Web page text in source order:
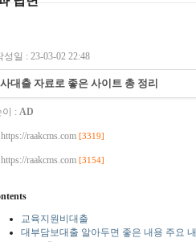
성일 : 23-03-02 22:48
대출 자료로 좋은 사이트 총 정리
: AD
https://raakcms.com [3319]
https://raakcms.com [3154]
교육지원비대출
대부담보대출 알아두면 좋은 내용 주요